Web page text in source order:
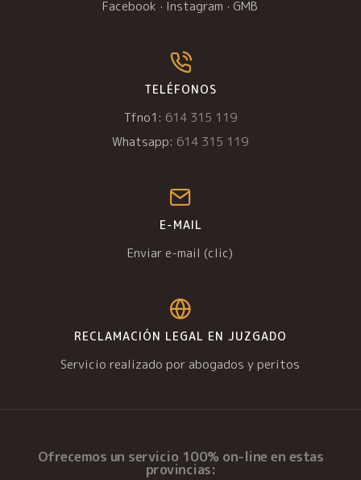
Facebook · Instagram · GMB
TELÉFONOS
Tfno1: 614 315 119
Whatsapp: 614 315 119
E-MAIL
Enviar e-mail (clic)
RECLAMACIÓN LEGAL EN JUZGADO
Servicio realizado por abogados y peritos
Ofrecemos un servicio 100% on-line en estas
provincias: